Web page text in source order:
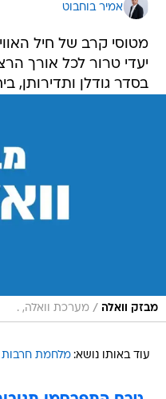
אמיר בוחבוט
מטוסי קרב של חיל
יעדי טרור לכל אורך
בסדר גודלן ותדירותן,
מבזק וואלה / מערכת וואלה, .
עוד באותו נושא: מלחמת חרבות